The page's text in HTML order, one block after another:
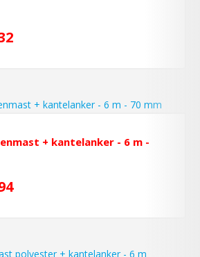
+ kantelanker - 6 m -